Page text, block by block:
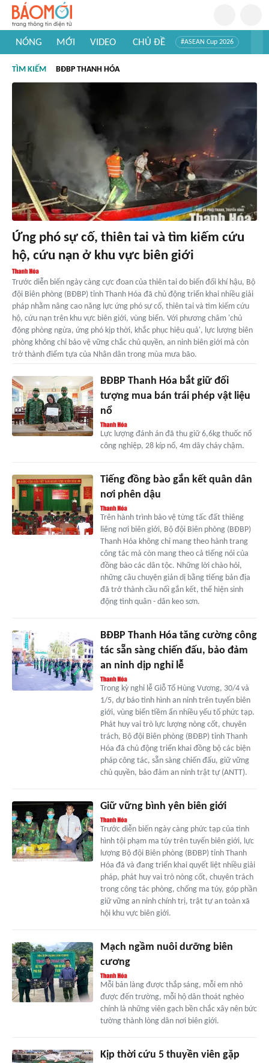
NÓNG MỚI VIDEO CHỦ ĐỀ #ASEAN Cup 2026
#Khám phá thế giới
TÌM KIẾM BĐBP THANH HÓA
Ứng phó sự cố, thiên tai và tìm kiếm cứu
hộ, cứu nạn ở khu vực biên giới
Trước diễn biến ngày càng cực đoan của thiên tai do biến đổi khí hậu, Bộ
đội Biên phòng (BĐBP) tỉnh Thanh Hóa đã chủ động triển khai nhiều giải
pháp nhằm nâng cao năng lực ứng phó sự cố, thiên tai và tìm kiếm cứu
hộ, cứu nạn trên khu vực biên giới, vùng biển. Với phương châm 'chủ
động phòng ngừa, ứng phó kịp thời, khắc phục hiệu quả', lực lượng biên
phòng không chỉ bảo vệ vững chắc chủ quyền, an ninh biên giới mà còn
trở thành điểm tựa của Nhân dân trong mùa mưa bão.
BĐBP Thanh Hóa bắt giữ đối
tượng mua bán trái phép vật liệu
nổ
Lực lượng đánh án đã thu giữ 6,6kg thuốc nổ
công nghiệp, 28 kíp nổ, 4m dây cháy chậm.
Tiếng đồng bào gắn kết quân dân
nơi phên dậu
Trên hành trình bảo vệ từng tấc đất thiêng
liêng nơi biên giới, Bộ đội Biên phòng (BĐBP)
Thanh Hóa không chỉ mang theo hành trang
công tác mà còn mang theo cả tiếng nói của
đồng bào các dân tộc. Những lời chào hỏi,
những câu chuyện giản dị bằng tiếng bản địa
đã trở thành cầu nối gắn kết, thể hiện sinh
động tình quân - dân keo sơn.
BĐBP Thanh Hóa tăng cường công
tác sẵn sàng chiến đấu, bảo đảm
an ninh dịp nghỉ lễ
Trong kỳ nghỉ lễ Giỗ Tổ Hùng Vương, 30/4 và
1/5, dự báo tình hình an ninh trên tuyến biên
giới, vùng biển tiềm ẩn nhiều yếu tố phức tạp.
Phát huy vai trò lực lượng nòng cốt, chuyên
trách, Bộ đội Biên phòng (BĐBP) tỉnh Thanh
Hóa đã chủ động triển khai đồng bộ các biện
pháp công tác, sẵn sàng chiến đấu, giữ vững
chủ quyền, bảo đảm an ninh trật tự (ANTT).
Giữ vững bình yên biên giới
Trước diễn biến ngày càng phức tạp của tình
hình tội phạm ma túy trên tuyến biên giới, lực
lượng Bộ đội Biên phòng (BĐBP) tỉnh Thanh
Hóa đã và đang triển khai quyết liệt nhiều giải
pháp, phát huy vai trò nòng cốt, chuyên trách
trong công tác phòng, chống ma túy, góp phần
giữ vững an ninh chính trị, trật tự an toàn xã
hội khu vực biên giới.
Mạch ngầm nuôi dưỡng biên
cương
Mỗi bản làng được thắp sáng, mỗi em nhỏ
được đến trường, mỗi hộ dân thoát nghèo
chính là những viên gạch bền chắc xây nên bức
tường thành lòng dân nơi biên giới.
Kịp thời cứu 5 thuyền viên gặp